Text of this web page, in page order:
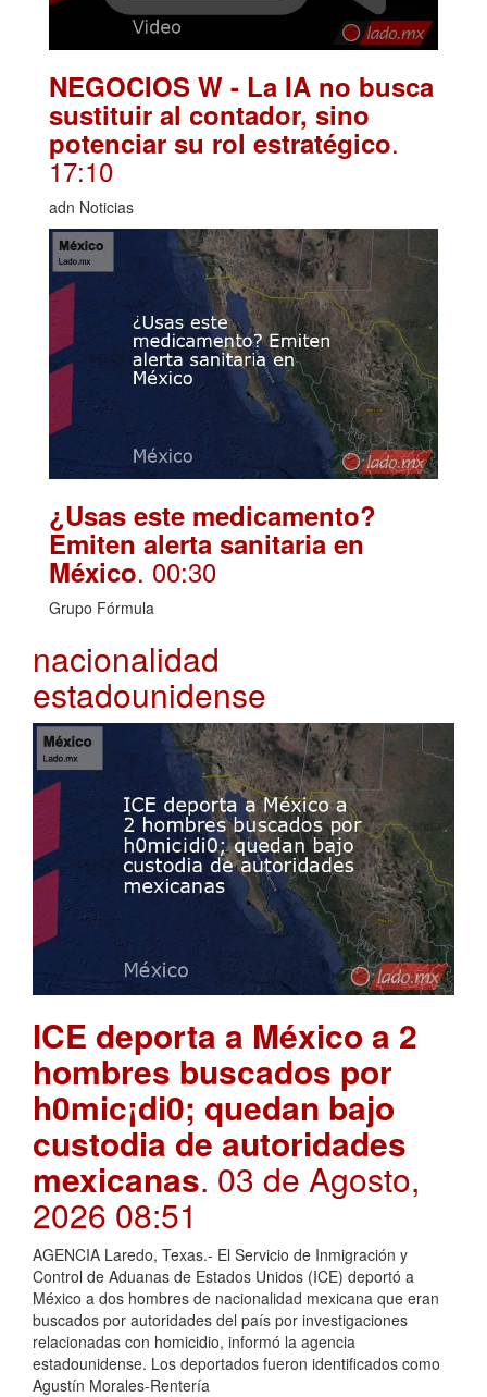
NEGOCIOS W - La IA no busca
sustituir al contador, sino
potenciar su rol estratégico.
17:10
adn Noticias
¿Usas este medicamento?
Emiten alerta sanitaria en
México. 00:30
Grupo Fórmula
nacionalidad
estadounidense
ICE deporta a México a 2
hombres buscados por
h0mic¡di0; quedan bajo
custodia de autoridades
mexicanas. 03 de Agosto,
2026 08:51
AGENCIA Laredo, Texas.- El Servicio de Inmigración y
Control de Aduanas de Estados Unidos (ICE) deportó a
México a dos hombres de nacionalidad mexicana que eran
buscados por autoridades del país por investigaciones
relacionadas con homicidio, informó la agencia
estadounidense. Los deportados fueron identificados como
Agustín Morales-Rentería